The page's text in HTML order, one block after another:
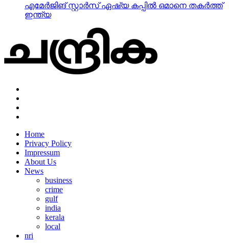
എമേര്‍ജിങ് സ്റ്റാര്‍സ് ഏഷ്യ കപ്പില്‍ ഒമാനെ തകര്‍ത്ത്
ഇന്ത്യ
Home
Privacy Policy
Impressum
About Us
News
business
crime
gulf
india
kerala
local
nri